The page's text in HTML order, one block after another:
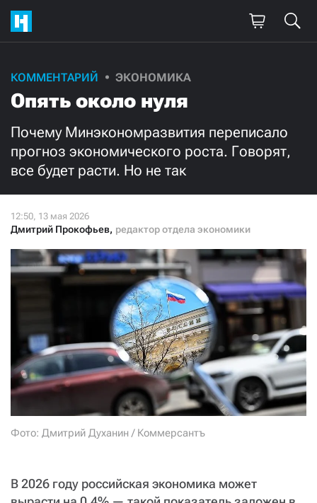
КОММЕНТАРИЙ ЭКОНОМИКА
Опять около нуля
Почему Минэкономразвития переписало
прогноз экономического роста. Говорят,
все будет расти. Но не так
Дмитрий Прокофьев, редактор отдела экономики
Фото: Дмитрий Духанин / Коммерсантъ
В 2026 году российская экономика может
Поддержите
нашу работу!
Ежемесячно Разово
3000
Нажимая кнопку «Стать соучастником»,
и подтверждаю свое гражданство РФ
СТАТЬ СОУЧАСТНИКОМ
ПОДЕЛИТЬСЯ С ДРУЗЬЯМИ
Если у вас есть вопросы, пишите donate@novayagazeta.ruили
звоните:
+7 (929) 612-03-68